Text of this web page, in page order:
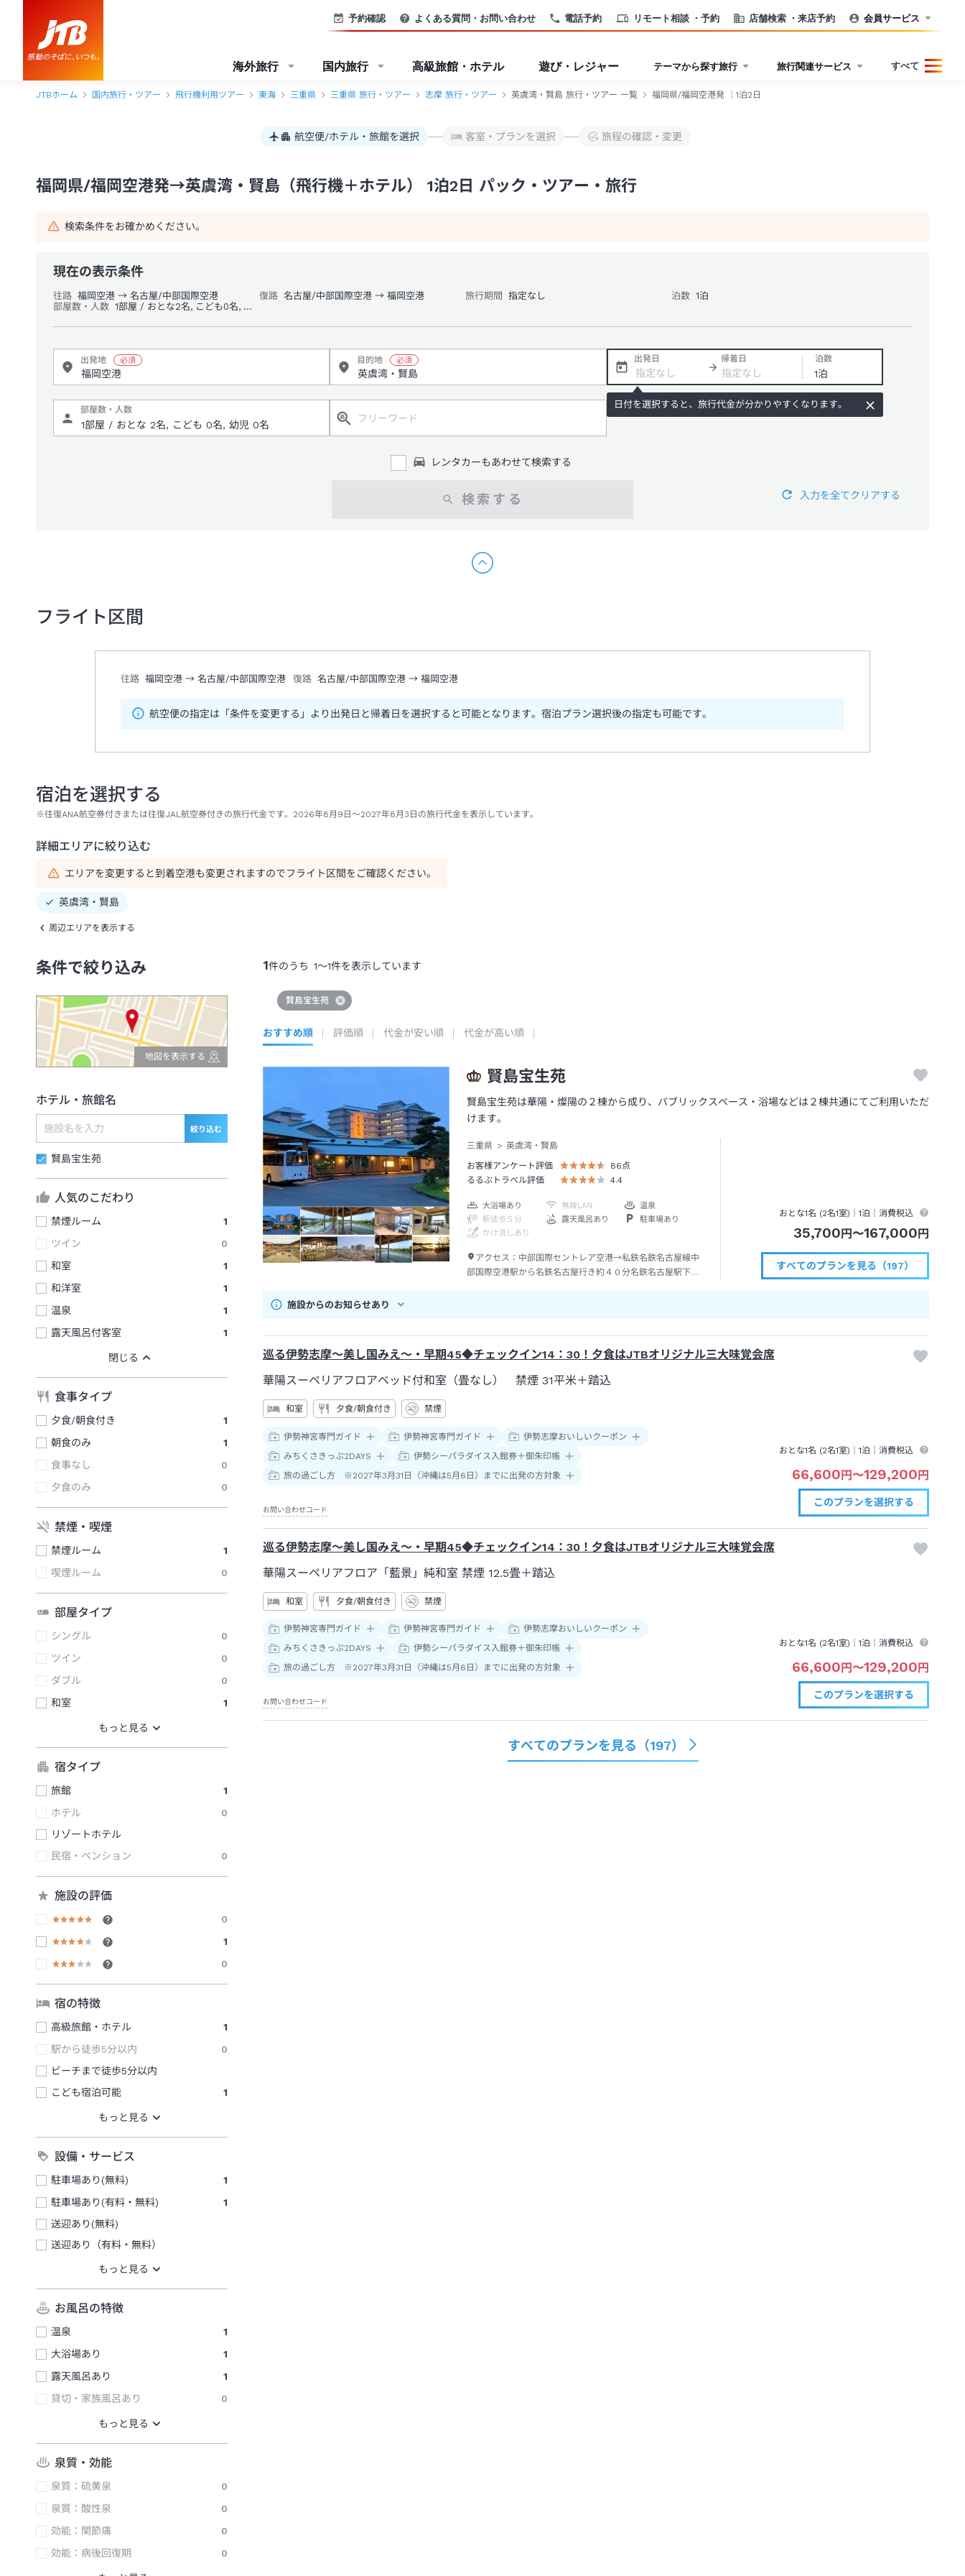
電話予約 リモート相談 ・予約 店舗検索 ・来店予約
予約確認 よくある質問・お問い合わせ 会員サービス
海外旅行 国内旅行 高級旅館・ホテル 遊び・レジャー テーマから探す旅行 旅行関連サービス すべて
JTBホーム 国内旅行・ツアー 飛行機利用ツアー 東海 三重県 三重県 旅行・ツアー 志摩 旅行・ツアー 英虞湾・賢島 旅行・ツアー 一覧 福岡県/福岡空港発 ｜1泊2日
航空便/ホテル・旅館を選択 客室・プランを選択 旅程の確認・変更
福岡県/福岡空港発→英虞湾・賢島（飛行機＋ホテル） 1泊2日 パック・ツアー・旅行
検索条件をお確かめください。
現在の表示条件
往路 福岡空港 → 名古屋/中部国際空港 復路 名古屋/中部国際空港 → 福岡空港 旅行期間 指定なし 泊数 1泊
部屋数・人数
1部屋 / おとな2名, こども0名, 幼児0名
出発地 目的地 出発日 帰着日 泊数
日付を選択すると、旅行代金が分かりやすくなります。
部屋数・人数
レンタカーもあわせて検索する
入力を全てクリアする
検索する
フライト区間
往路 福岡空港→ 名古屋/中部国際空港 復路 名古屋/中部国際空港→ 福岡空港
航空便の指定は「条件を変更する」より出発日と帰着日を選択すると可能となります。宿泊プラン選択後の指定も可能です。
宿泊を選択する
※往復ANA航空券付きまたは往復JAL航空券付きの旅行代金です。2026年8月9日～2027年8月3日の旅行代金を表示しています。
詳細エリアに絞り込む
エリアを変更すると到着空港も変更されますのでフライト区間をご確認ください。
英虞湾・賢島
周辺エリアを表示する
条件で絞り込み
地図を表示する
ホテル・旅館名
絞り込む
賢島宝生苑
人気のこだわり
禁煙ルーム
1
ツイン
0
和室
1
和洋室
1
温泉
1
露天風呂付客室
1
食事タイプ
夕食/朝食付き
1
朝食のみ
1
食事なし
0
夕食のみ
0
禁煙・喫煙
禁煙ルーム
1
喫煙ルーム
0
部屋タイプ
シングル
0
ツイン
0
ダブル
0
和室
1
宿タイプ
旅館
1
ホテル
0
リゾートホテル
民宿・ペンション
0
施設の評価
0
1
0
宿の特徴
高級旅館・ホテル
1
駅から徒歩5分以内
0
ビーチまで徒歩5分以内
こども宿泊可能
1
設備・サービス
駐車場あり(無料)
1
駐車場あり(有料・無料)
1
送迎あり(無料)
送迎あり（有料・無料）
お風呂の特徴
温泉
1
大浴場あり
1
露天風呂あり
1
貸切・家族風呂あり
0
泉質・効能
泉質：硫黄泉
0
泉質：酸性泉
0
効能：関節痛
0
効能：病後回復期
0
1件のうち 1～1件を表示しています
賢島宝生苑
おすすめ順 評価順 代金が安い順 代金が高い順
賢島宝生苑
賢島宝生苑は華陽・燦陽の２棟から成り、パブリックスペース・浴場などは２棟共通にてご利用いただ
けます。
三重県
英虞湾・賢島
お客様アンケート評価
86点
るるぶトラベル評価
4.4
大浴場あり 無線LAN
温泉
駅徒歩５分
露天風呂あり
駐車場あり
かけ流しあり
アクセス： 中部国際セントレア空港→私鉄名鉄名古屋線中
部国際空港駅から名鉄名古屋行き約４０分名鉄名古屋駅下車
おとな1名 (2名1室)｜1泊 ｜消費税込
35,700円〜167,000円
すべてのプランを見る（197）
施設からのお知らせあり
巡る伊勢志摩～美し国みえ～・早期45◆チェックイン14：30！夕食はJTBオリジナル三大味覚会席
華陽スーペリアフロアベッド付和室（畳なし） 禁煙 31平米＋踏込
和室 夕食/朝食付き 禁煙
伊勢神宮専門ガイド 伊勢神宮専門ガイド
伊勢志摩おいしいクーポン
みちくさきっぷ2DAYS
伊勢シーパラダイス入館券＋御朱印帳
旅の過ごし方 ※2027年3月31日（沖縄は5月6日）までに出発の方対象
おとな1名 (2名1室)｜1泊 ｜消費税込
66,600 円 〜129,200 円
お問い合わせコード
このプランを選択する
巡る伊勢志摩～美し国みえ～・早期45◆チェックイン14：30！夕食はJTBオリジナル三大味覚会席
華陽スーペリアフロア「藍景」純和室 禁煙 12.5畳＋踏込
和室 夕食/朝食付き 禁煙
伊勢神宮専門ガイド 伊勢神宮専門ガイド
伊勢志摩おいしいクーポン
みちくさきっぷ2DAYS
伊勢シーパラダイス入館券＋御朱印帳
旅の過ごし方 ※2027年3月31日（沖縄は5月6日）までに出発の方対象
おとな1名 (2名1室)｜1泊 ｜消費税込
66,600円〜129,200円
お問い合わせコード
このプランを選択する
すべてのプランを見る（197）